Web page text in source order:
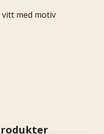
vitt med motiv